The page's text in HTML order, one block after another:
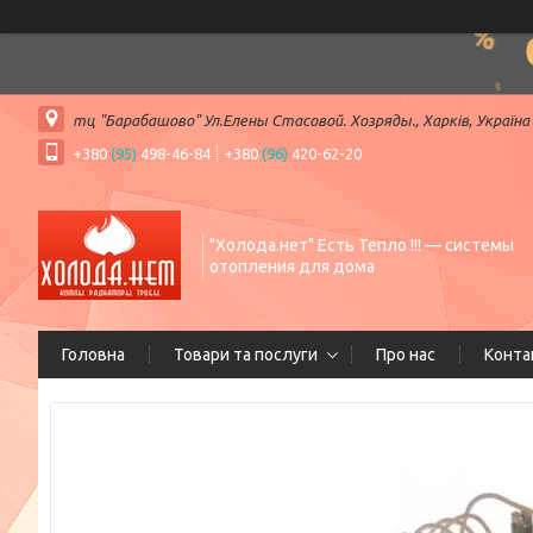
тц "Барабашово" Ул.Елены Стасовой. Хозряды., Харків, Україна
+380 (95) 498-46-84 +380 (96) 420-62-20
"Холода.нет" Есть Тепло !!! — системы
отопления для дома
Головна Товари та послуги Про нас